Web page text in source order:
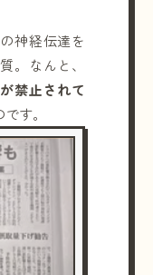
神経伝達を
。なんと、
禁止されて
す。